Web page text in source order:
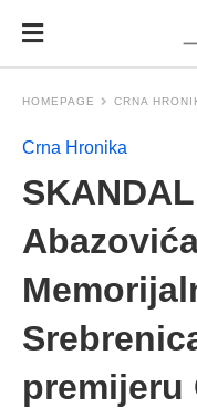
HOMEPAGE CRNA
Crna Hronika
premijeru